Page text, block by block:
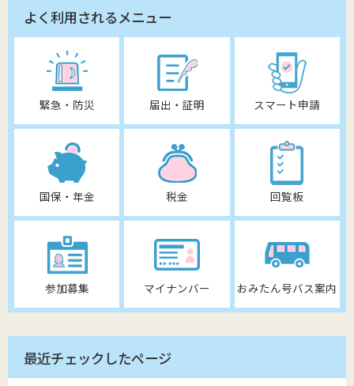
よく利用されるメニュー
緊急・防災 届出・証明 スマート申請
国保・年金 税金 回覧板
参加募集 マイナンバー おみたん号バス案内
最近チェックしたページ